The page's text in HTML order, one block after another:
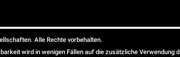
Alle Rechte vorbehalten.
wird in wenigen Fällen auf die zusätzliche